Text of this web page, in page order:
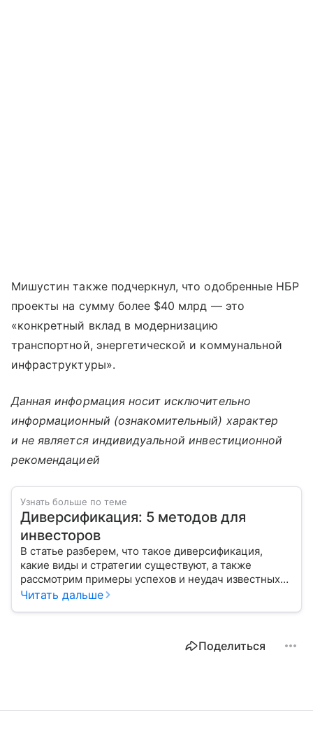
Мишустин также подчеркнул, что одобренные НБР
проекты на сумму более $40 млрд — это
«конкретный вклад в модернизацию
транспортной, энергетической и коммунальной
инфраструктуры».
Данная информация носит исключительно
информационный (ознакомительный) характер
и не является индивидуальной инвестиционной
рекомендацией
Узнать больше по теме
Диверсификация: 5 методов для
инвесторов
В статье разберем, что такое диверсификация,
какие виды и стратегии существуют, а также
рассмотрим примеры успехов и неудач известных
компаний.
Читать дальше
Поделиться